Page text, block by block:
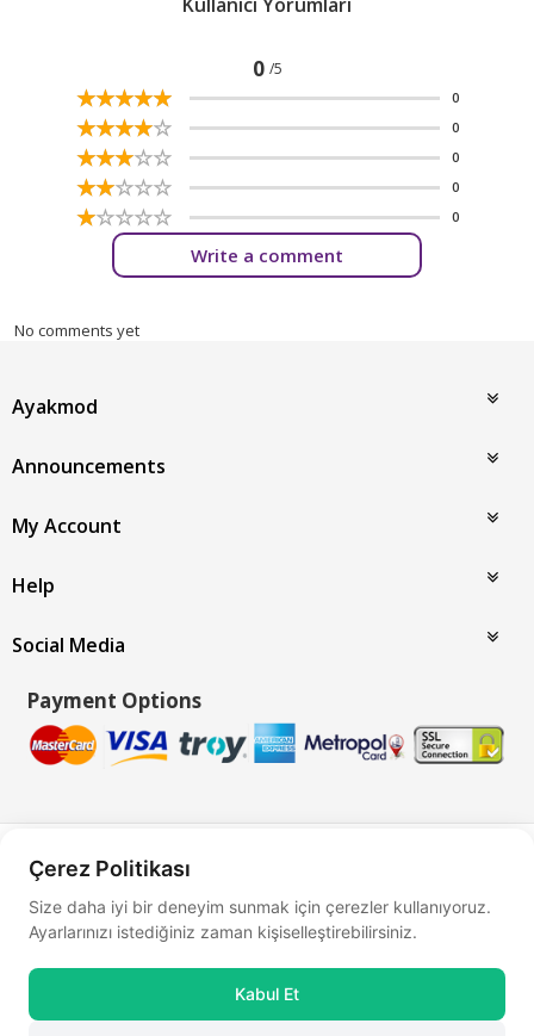
0 /5
☆☆☆☆☆
★★★★★ 0
☆☆☆☆☆
★★★★★ 0
☆☆☆☆☆
★★★★★ 0
☆☆☆☆☆
★★★★★ 0
☆☆☆☆☆
★★★★★ 0
Write a comment
No comments yet
Ayakmod
Announcements
My Account
Help
Social Media
Payment Options
Çerez Politikası
Size daha iyi bir deneyim sunmak için çerezler kullanıyoruz.
Ayarlarınızı istediğiniz zaman kişiselleştirebilirsiniz.
Kabul Et